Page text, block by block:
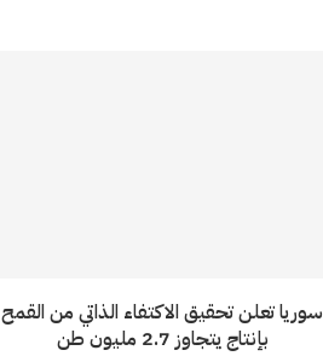
سوريا تعلن تحقيق الاكتفاء الذاتي من القمح
بإنتاج يتجاوز 2.7 مليون طن